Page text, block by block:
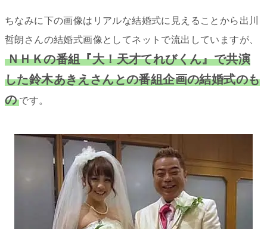
ちなみに下の画像はリアルな結婚式に見えることから出川
哲朗さんの結婚式画像としてネットで流出していますが、
ＮＨＫの番組『大！天才てれびくん』で共演
した鈴木あきえさんとの番組企画の結婚式のも
の です。